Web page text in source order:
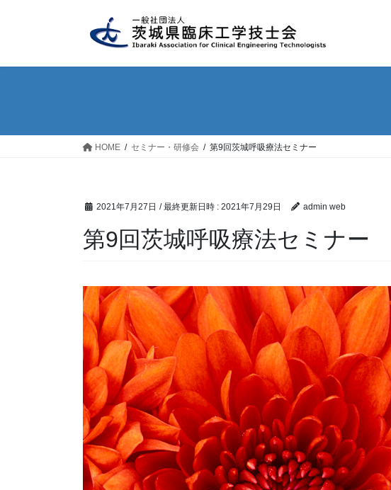
HOME セミナー・研修会 第9回茨城呼吸療法セミナー
2021年7月27日 / 最終更新日時 : 2021年7月29日 admin web
第9回茨城呼吸療法セミナー